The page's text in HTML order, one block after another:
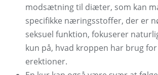
modsætning til diæter, som kan
specifikke næringsstoffer, der er
seksuel funktion, fokuserer
kun på, hvad kroppen har brug
erektioner.